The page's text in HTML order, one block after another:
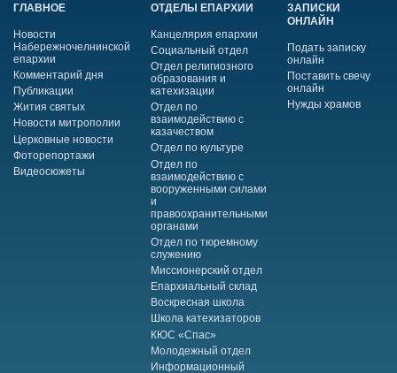
ГЛАВНОЕ
Новости
Набережночелнинской
епархии
Комментарий дня
Публикации
Жития святых
Новости митрополии
Церковные новости
Фоторепортажи
Видеосюжеты
ОТДЕЛЫ ЕПАРХИИ
Канцелярия епархии
Социальный отдел
Отдел религиозного
образования и
катехизации
Отдел по
взаимодействию с
казачеством
Отдел по культуре
Отдел по
взаимодействию с
вооруженными силами
и
правоохранительными
органами
Отдел по тюремному
служению
Миссионерский отдел
Епархиальный склад
Воскресная школа
Школа катехизаторов
КЮС «Спас»
Молодежный отдел
Информационный
ЗАПИСКИ
ОНЛАЙН
Подать записку
онлайн
Поставить свечу
онлайн
Нужды храмов